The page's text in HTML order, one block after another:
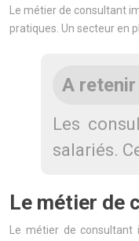
Le métier de consultant
pratiques. Un secteur en
A retenir
Les
salariés.
Le métier de
Le métier de